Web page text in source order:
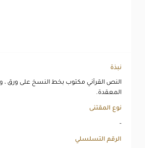
نبذة
النص القرآني مكتوب بخط النسخ على ورق ،
المعقدة.
نوع المقتنى
-
الرقم التسلسلي